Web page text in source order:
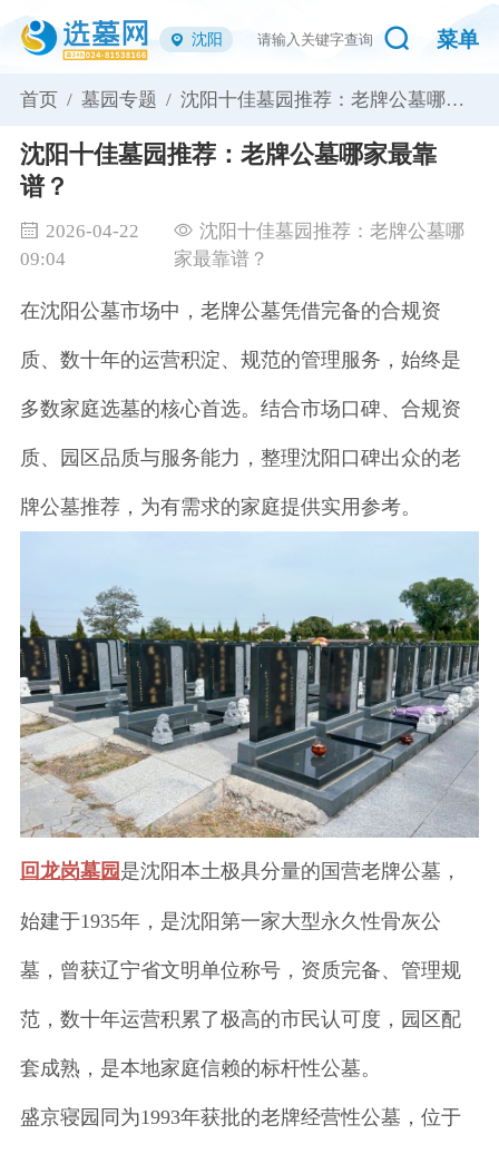
沈阳 菜单
首页 / 墓园专题 / 沈阳十佳墓园推荐：老牌公墓哪家
沈阳十佳墓园推荐：老牌公墓哪家最靠
谱？
2026-04-22
09:04
沈阳十佳墓园推荐：老牌公墓哪
家最靠谱？
在沈阳公墓市场中，老牌公墓凭借完备的合规资
质、数十年的运营积淀、规范的管理服务，始终是
多数家庭选墓的核心首选。结合市场口碑、合规资
质、园区品质与服务能力，整理沈阳口碑出众的老
牌公墓推荐，为有需求的家庭提供实用参考。
回龙岗墓园 是沈阳本土极具分量的国营老牌公墓，
始建于1935年，是沈阳第一家大型永久性骨灰公
墓，曾获辽宁省文明单位称号，资质完备、管理规
范，数十年运营积累了极高的市民认可度，园区配
套成熟，是本地家庭信赖的标杆性公墓。
盛京寝园同为1993年获批的老牌经营性公墓，位于